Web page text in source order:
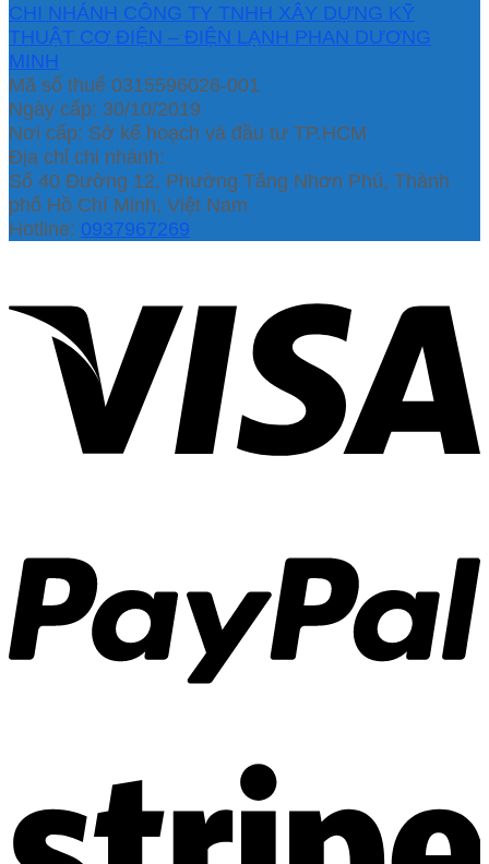
CHI NHÁNH CÔNG TY TNHH XÂY DỰNG KỸ
THUẬT CƠ ĐIỆN – ĐIỆN LẠNH PHAN DƯƠNG
MINH
Mã số thuế 0315596026-001
Ngày cấp: 30/10/2019
Nơi cấp: Sở kế hoạch và đầu tư TP.HCM
Địa chỉ chi nhánh:
Số 40 Đường 12, Phường Tăng Nhơn Phú, Thành
phố Hồ Chí Minh, Việt Nam
Hotline: 0937967269